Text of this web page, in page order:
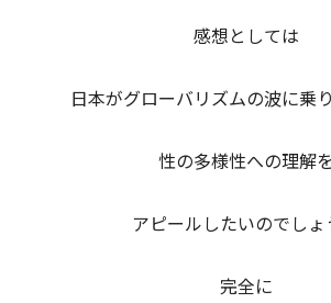
感想としては
日本がグローバリズムの波に乗
性の多様性への理解を
アピールしたいのでしょ
完全に